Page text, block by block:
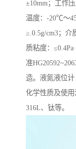
±10mm；工作
温度：-20℃～
≥.0.5g/cm3；介
质粘度：
准
造。液氮液位计
化学性质及使用
316L、钛等。